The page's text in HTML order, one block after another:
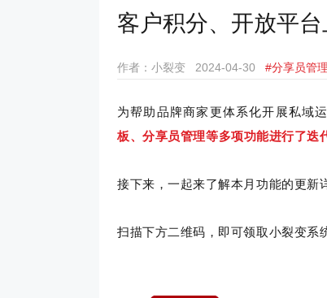
客户积分、开放平
作者：小裂变 2024-04-30 #分享员管理
为帮助品牌商家更体系化开展私域
板、分享员管理等多项功能进行了迭
接下来，一起来了解本月功能的更新
扫描下方二维码，即可领取小裂变系